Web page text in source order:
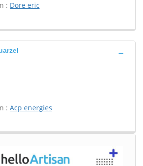
: Dore eric
: Acp energies